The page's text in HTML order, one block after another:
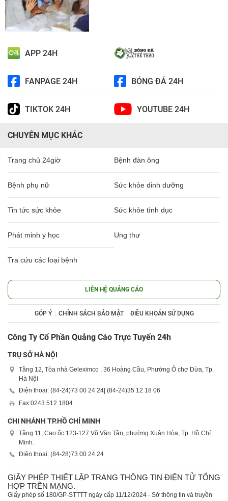
APP 24H
FANPAGE 24H BÓNG ĐÁ 24H
TIKTOK 24H YOUTUBE 24H
CHUYÊN MỤC KHÁC
Trang chủ 24giờ Bệnh đàn ông
Bệnh phụ nữ Sức khỏe dinh dưỡng
Tin tức sức khỏe Sức khỏe tình dục
Phát minh y học Ung thư
Tra cứu các loại bệnh
LIÊN HỆ QUẢNG CÁO
GÓP Ý CHÍNH SÁCH BẢO MẬT ĐIỀU KHOẢN SỬ DỤNG
Công Ty Cổ Phần Quảng Cáo Trực Tuyến 24h
TRỤ SỞ HÀ NỘI
Tầng 12, Tòa nhà Geleximco , 36 Hoàng Cầu, Phường Ô chợ Dừa, Tp.
Hà Nội
Điện thoại: (84-24)73 00 24 24 | (84-24)35 12 18 06
Fax:0243 512 1804
CHI NHÁNH TP.HỒ CHÍ MINH
Tầng 11, Cao ốc 123-127 Võ Văn Tần, phường Xuân Hòa, Tp. Hồ Chí
Minh.
Điện thoại: (84-28)73 00 24 24
GIẤY PHÉP THIẾT LẬP TRANG THÔNG TIN ĐIỆN TỬ TỔNG
HỢP TRÊN MẠNG.
Giấy phép số 180/GP-STTTT ngày cấp 11/12/2024 - Sở thông tin và truyền